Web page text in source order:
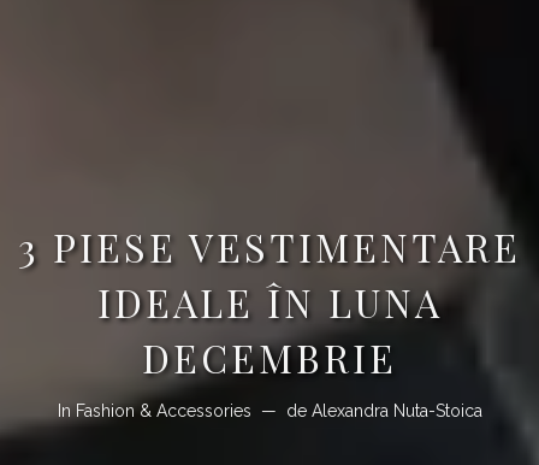
3 PIESE VESTIMENTARE
IDEALE ÎN LUNA
DECEMBRIE
In Fashion & Accessories de Alexandra Nuta-Stoica